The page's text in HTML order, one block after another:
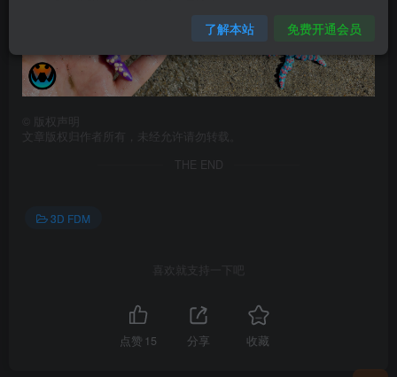
版权声明
文章版权归作者所有，未经允许请勿转载。
THE END
3D FDM
喜欢就支持一下吧
点赞 15 分享 收藏
了解本站 免费开通会员